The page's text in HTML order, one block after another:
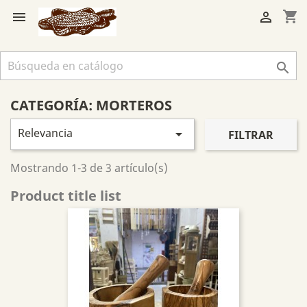
 shopping_cart


CATEGORÍA: MORTEROS
Relevancia  FILTRAR
Mostrando 1-3 de 3 artículo(s)
Product title list